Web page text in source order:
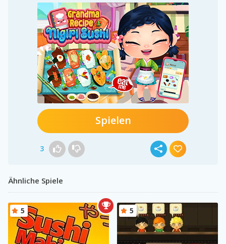
Spielen
3
Ähnliche Spiele
5 5